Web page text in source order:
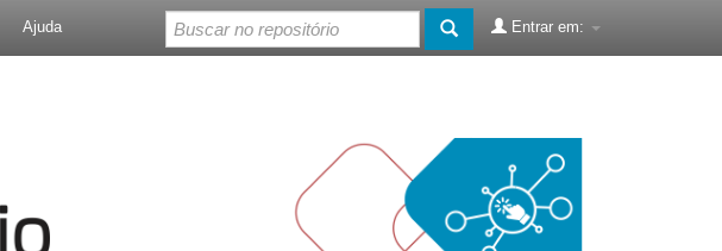
Ajuda Entrar em: